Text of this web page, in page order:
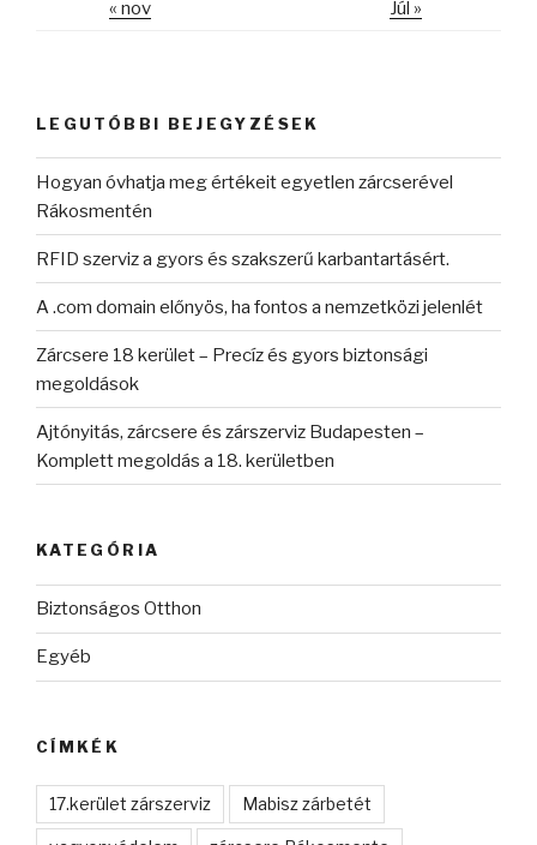
« nov Júl »
LEGUTÓBBI BEJEGYZÉSEK
Hogyan óvhatja meg értékeit egyetlen zárcserével
Rákosmentén
RFID szerviz a gyors és szakszerű karbantartásért.
A .com domain előnyös, ha fontos a nemzetközi jelenlét
Zárcsere 18 kerület – Precíz és gyors biztonsági
megoldások
Ajtónyitás, zárcsere és zárszerviz Budapesten –
Komplett megoldás a 18. kerületben
KATEGÓRIA
Biztonságos Otthon
Egyéb
CÍMKÉK
17.kerület zárszerviz Mabisz zárbetét